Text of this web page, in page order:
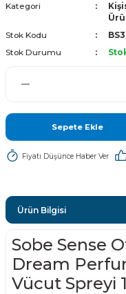
Kategori
Stok Kodu
Stok Durumu
Sepete Ekle
Fiyatı Düşünce Haber Ver
Ürün Bilgisi
Sobe Sense
Dream
Vücut Spreyi